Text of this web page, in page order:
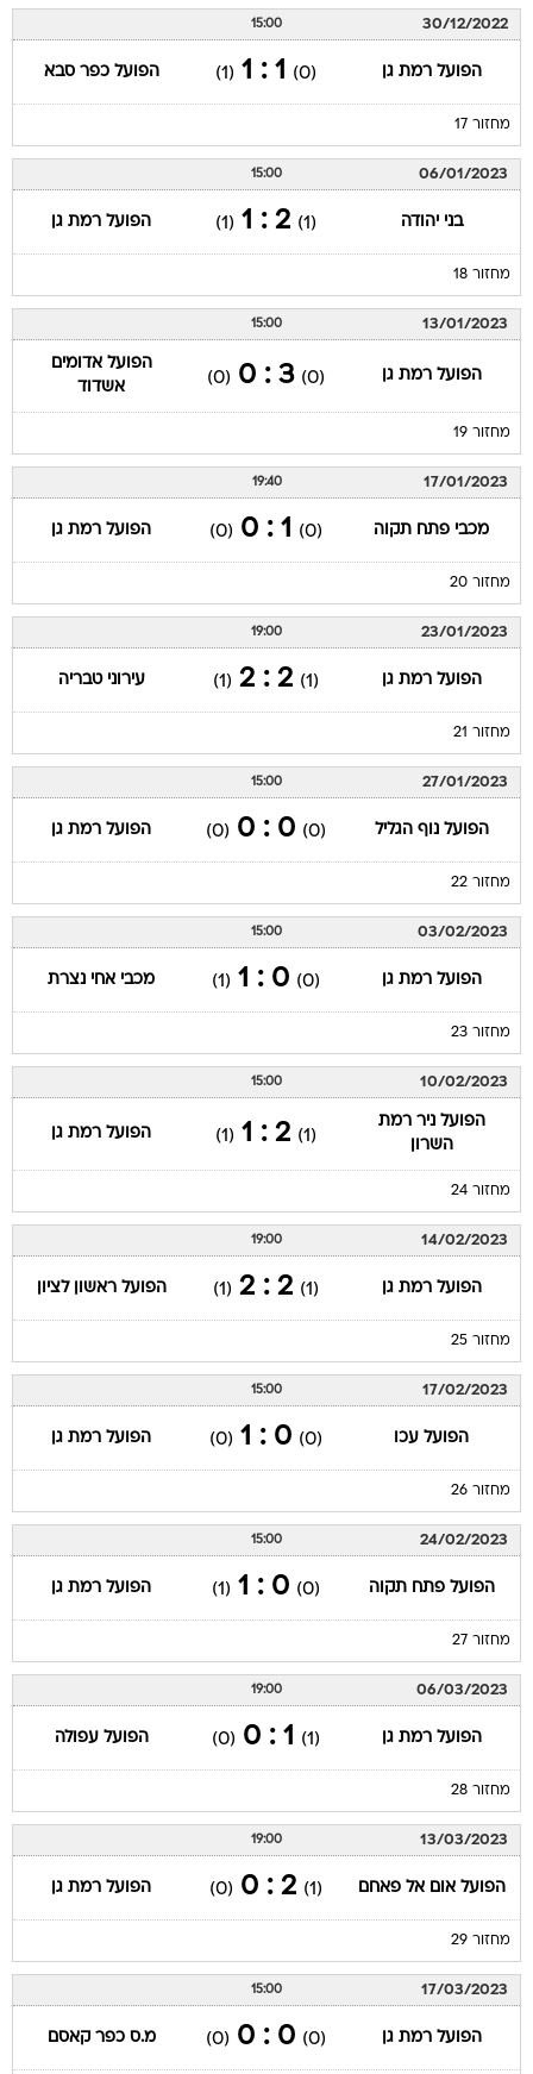
30/12/2022
15:00
הפועל רמת גן (0)
1 : 1
(1) הפועל כפר סבא
מחזור 17
06/01/2023
15:00
בני יהודה (1)
2 : 1
(1) הפועל רמת גן
מחזור 18
13/01/2023
15:00
הפועל רמת גן (0)
3 : 0
(0)
הפועל אדומים
אשדוד
מחזור 19
17/01/2023
19:40
מכבי פתח תקוה (0)
1 : 0
(0) הפועל רמת גן
מחזור 20
23/01/2023
19:00
הפועל רמת גן (1)
2 : 2
(1) עירוני טבריה
מחזור 21
27/01/2023
15:00
הפועל נוף הגליל (0)
0 : 0
(0) הפועל רמת גן
מחזור 22
03/02/2023
15:00
הפועל רמת גן (0)
0 : 1
(1) מכבי אחי נצרת
מחזור 23
10/02/2023
15:00
הפועל ניר רמת
השרון
(1)
2 : 1
(1) הפועל רמת גן
מחזור 24
14/02/2023
19:00
הפועל רמת גן (1)
2 : 2
(1) הפועל ראשון לציון
מחזור 25
17/02/2023
15:00
הפועל עכו (0)
0 : 1
(0) הפועל רמת גן
מחזור 26
24/02/2023
15:00
הפועל פתח תקוה (0)
0 : 1
(1) הפועל רמת גן
מחזור 27
06/03/2023
19:00
הפועל רמת גן (1)
1 : 0
(0) הפועל עפולה
מחזור 28
13/03/2023
19:00
הפועל אום אל פאחם (1)
2 : 0
(0) הפועל רמת גן
מחזור 29
17/03/2023
15:00
הפועל רמת גן (0)
0 : 0
(0) מ.ס כפר קאסם